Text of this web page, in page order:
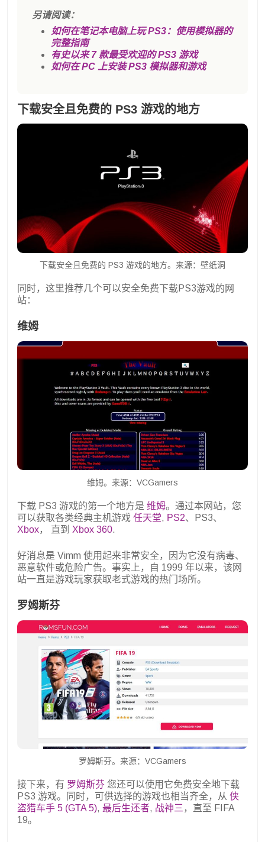
另请阅读：
如何在笔记本电脑上玩 PS3：使用模拟器的
完整指南
有史以来 7 款最受欢迎的 PS3 游戏
如何在 PC 上安装 PS3 模拟器和游戏
下载安全且免费的 PS3 游戏的地方
下载安全且免费的 PS3 游戏的地方。来源：壁纸洞
同时，这里推荐几个可以安全免费下载PS3游戏的网
站：
维姆
维姆。来源：VCGamers
下载 PS3 游戏的第一个地方是 维姆。通过本网站，您
可以获取各类经典主机游戏 任天堂, PS2、PS3、
Xbox， 直到 Xbox 360.
好消息是 Vimm 使用起来非常安全，因为它没有病毒、
恶意软件或危险广告。事实上，自 1999 年以来，该网
站一直是游戏玩家获取老式游戏的热门场所。
罗姆斯芬
罗姆斯芬。来源：VCGamers
接下来，有 罗姆斯芬 您还可以使用它免费安全地下载
PS3 游戏。同时，可供选择的游戏也相当齐全，从 侠
盗猎车手 5 (GTA 5), 最后生还者, 战神三 ，直至 FIFA
19。